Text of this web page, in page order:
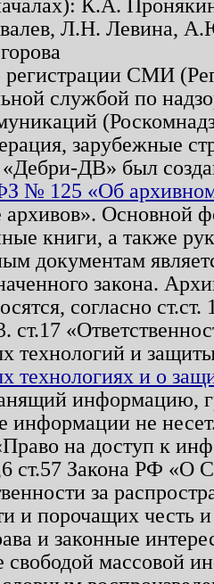
К.А.
Л.Н. Левина,
регистрации СМИ
службой по
зарубежные
ДВ» был
№ 125 «Об
архивов». Основной
книги, а также
документам
закона.
согласно
ст.17
технологий и
технологиях и о
информацию,
информации не
на доступ к
ст.57 Закона РФ «О
за
и порочащих честь
и законные
свободой массовой